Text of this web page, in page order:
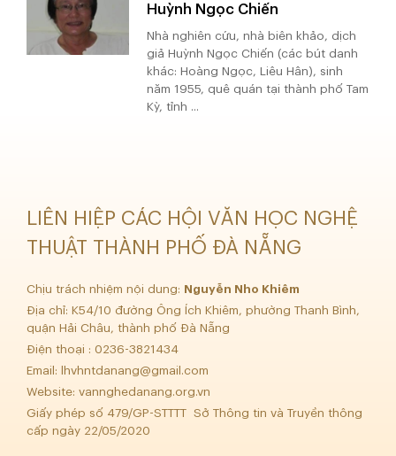
Huỳnh Ngọc Chiến
Nhà nghiên cứu, nhà biên khảo, dịch
giả Huỳnh Ngọc Chiến (các bút danh
khác: Hoàng Ngọc, Liêu Hân), sinh
năm 1955, quê quán tại thành phố Tam
Kỳ, tỉnh ...
LIÊN HIỆP CÁC HỘI VĂN HỌC NGHỆ
THUẬT THÀNH PHỐ ĐÀ NẴNG
Chịu trách nhiệm nội dung: Nguyễn Nho Khiêm
Địa chỉ: K54/10 đường Ông Ích Khiêm, phường Thanh Bình,
quận Hải Châu, thành phố Đà Nẵng
Điện thoại : 0236-3821434
Email:
lhvhntdanang@gmail.com
Website: vannghedanang.org.vn
Giấy phép số 479/GP-STTTT Sở Thông tin và Truyền thông
cấp ngày 22/05/2020